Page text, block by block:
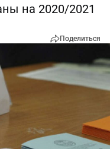
на 2020/2021
Поделиться